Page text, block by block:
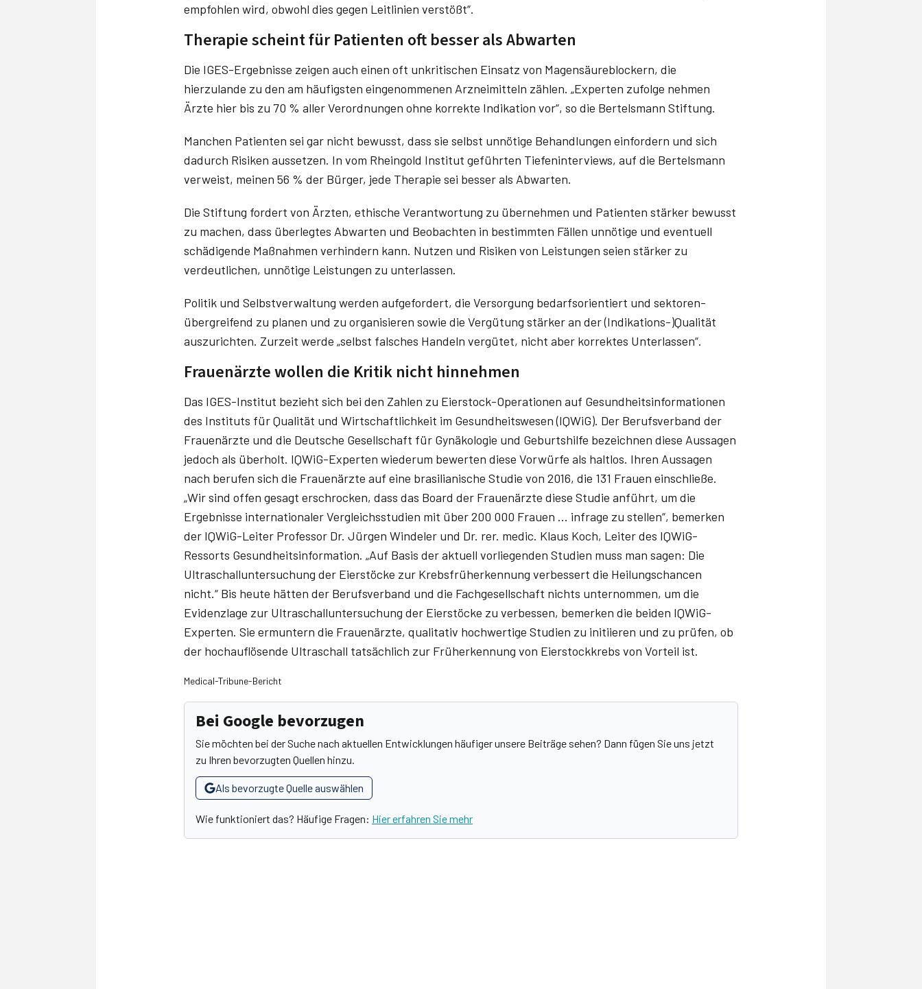
empfohlen wird, obwohl dies gegen Leitlinien verstößt“.
Therapie scheint für Patienten oft besser als Abwarten
Die IGES-Ergebnisse zeigen auch einen oft unkritischen Einsatz von Magensäureblockern, die
hierzulande zu den am häufigsten eingenommenen Arzneimitteln zählen. „Experten zufolge nehmen
Ärzte hier bis zu 70 % aller Verordnungen ohne korrekte Indikation vor“, so die Bertelsmann Stiftung.
Manchen Patienten sei gar nicht bewusst, dass sie selbst unnötige Behandlungen einfordern und sich
dadurch Risiken aussetzen. In vom Rheingold Institut geführten Tiefeninterviews, auf die Bertelsmann
verweist, meinen 56 % der Bürger, jede Therapie sei besser als Abwarten.
Die Stiftung fordert von Ärzten, ethische Verantwortung zu übernehmen und Patienten stärker bewusst
zu machen, dass überlegtes Abwarten und Beobachten in bestimmten Fällen unnötige und eventuell
schädigende Maßnahmen verhindern kann. Nutzen und Risiken von Leistungen seien stärker zu
verdeutlichen, unnötige Leistungen zu unterlassen.
Politik und Selbstverwaltung werden aufgefordert, die Versorgung bedarfsorientiert und sektoren­
übergreifend zu planen und zu organisieren sowie die Vergütung stärker an der (Indikations-)Qualität
auszurichten. Zurzeit werde „selbst falsches Handeln vergütet, nicht aber korrektes Unterlassen“.
Frauenärzte wollen die Kritik nicht hinnehmen
Das IGES-Institut bezieht sich bei den Zahlen zu Eierstock-Operationen auf Gesundheitsinformationen
des Instituts für Qualität und Wirtschaftlichkeit im Gesundheitswesen (IQWiG). Der Berufsverband der
Frauenärzte und die Deutsche Gesellschaft für Gynäkologie und Geburtshilfe bezeichnen diese Aussagen
jedoch als überholt. IQWiG-Experten wiederum bewerten diese Vorwürfe als haltlos. Ihren Aussagen
nach berufen sich die Frauenärzte auf eine brasilianische Studie von 2016, die 131 Frauen einschließe.
„Wir sind offen gesagt erschrocken, dass das Board der Frauenärzte diese Studie anführt, um die
Ergebnisse internationaler Vergleichsstudien mit über 200 000 Frauen ... infrage zu stellen“, bemerken
der IQWiG-Leiter Professor Dr. Jürgen Windeler und Dr. rer. medic. Klaus Koch, Leiter des IQWiG-
Ressorts Gesundheitsinformation. „Auf Basis der aktuell vorliegenden Studien muss man sagen: Die
Ultraschalluntersuchung der Eierstöcke zur Krebsfrüherkennung verbessert die Heilungschancen
nicht.“ Bis heute hätten der Berufsverband und die Fachgesellschaft nichts unternommen, um die
Evidenzlage zur Ultraschalluntersuchung der Eierstöcke zu verbessen, bemerken die beiden IQWiG-
Experten. Sie ermuntern die Frauenärzte, qualitativ hochwertige Studien zu initiieren und zu prüfen, ob
der hochauflösende Ultraschall tatsächlich zur Früherkennung von Eierstockkrebs von Vorteil ist.
Medical-Tribune-Bericht
Bei Google bevorzugen
Sie möchten bei der Suche nach aktuellen Entwicklungen häufiger unsere Beiträge sehen? Dann fügen Sie uns jetzt
zu Ihren bevorzugten Quellen hinzu.
Als bevorzugte Quelle auswählen
Wie funktioniert das? Häufige Fragen: Hier erfahren Sie mehr